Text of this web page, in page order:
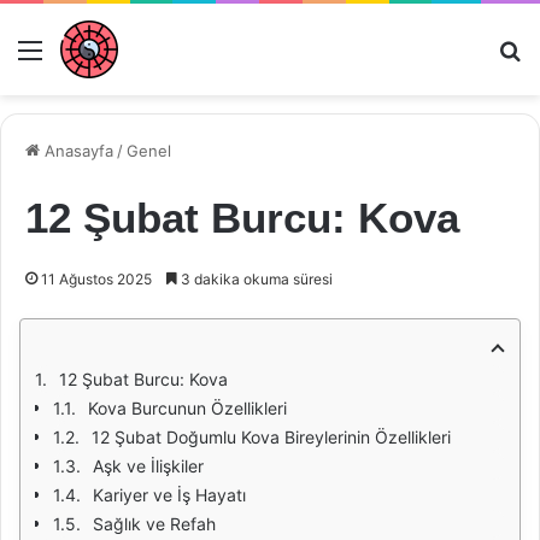
Menü
Anasayfa /Genel
12 Şubat Burcu: Kova
11 Ağustos 2025 3 dakika okuma süresi
12 Şubat Burcu: Kova
Kova Burcunun Özellikleri
12 Şubat Doğumlu Kova Bireylerinin Özellikleri
Aşk ve İlişkiler
Kariyer ve İş Hayatı
Sağlık ve Refah